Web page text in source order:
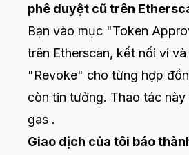
phê duyệt cũ trên
Bạn vào mục "Token
trên Etherscan, kết nối ví và
"Revoke" cho từng hợp
còn tin tưởng. Thao tác
gas .
Giao dịch của tôi báo